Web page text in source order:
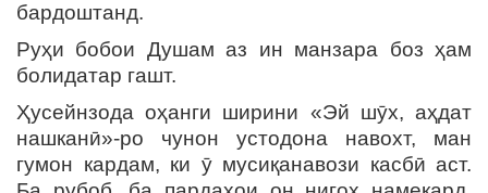
бардоштанд.
Руҳи бобои Душам аз ин манзара боз ҳам
болидатар гашт.
Ҳусейнзода оҳанги ширини «Эй шӯх, аҳдат
нашканӣ»-ро чунон устодона навохт, ман
гумон кардам, ки ӯ мусиқанавози касбӣ аст.